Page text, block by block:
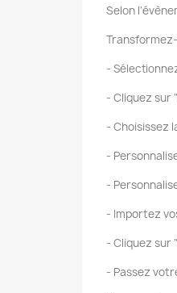
Selon
-
- Cliquez sur
- Choisissez
-
-
- Importez
- Cliquez sur
- Passez